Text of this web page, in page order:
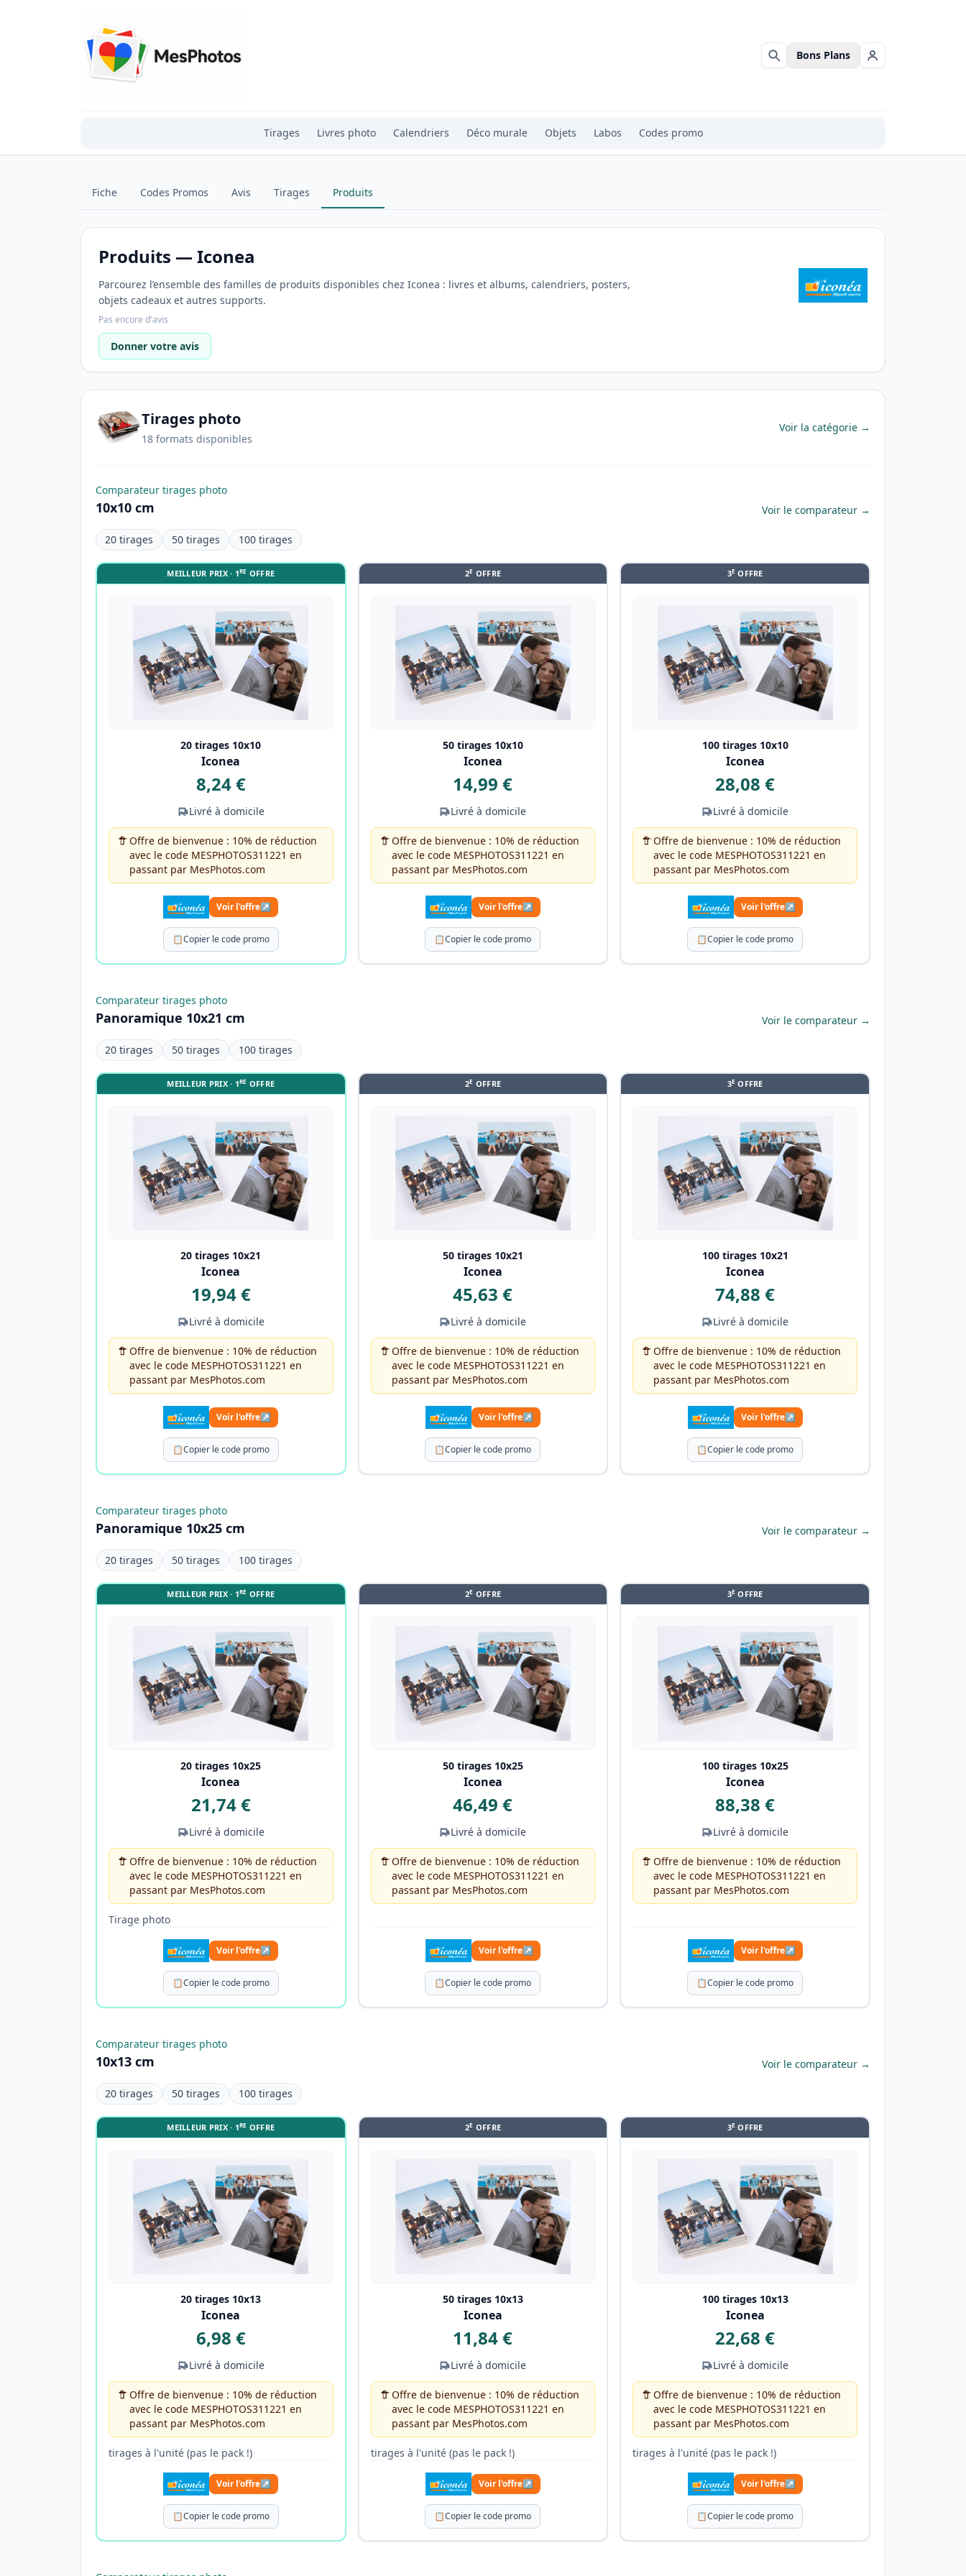
Rechercher
Bons Plans Se connecter
Tirages Livres photo Calendriers Déco murale Objets Labos Codes promo
Fiche Codes Promos Avis Tirages Produits
Produits — Iconea
Parcourez l’ensemble des familles de produits disponibles chez Iconea : livres et albums, calendriers, posters,
objets cadeaux et autres supports.
Pas encore d'avis
Donner votre avis
Tirages photo
18 formats disponibles
Voir la catégorie →
Comparateur tirages photo
10x10 cm Voir le comparateur →
20 tirages 50 tirages 100 tirages
MEILLEUR PRIX · 1RE OFFRE
20 tirages 10x10
Iconea
8,24 €
Livré à domicile
Offre de bienvenue : 10% de réduction
avec le code MESPHOTOS311221 en
passant par MesPhotos.com
Voir l'offre↗
📋Copier le code promo
2E OFFRE
50 tirages 10x10
Iconea
14,99 €
Livré à domicile
Offre de bienvenue : 10% de réduction
avec le code MESPHOTOS311221 en
passant par MesPhotos.com
Voir l'offre↗
📋Copier le code promo
3E OFFRE
100 tirages 10x10
Iconea
28,08 €
Livré à domicile
Offre de bienvenue : 10% de réduction
avec le code MESPHOTOS311221 en
passant par MesPhotos.com
Voir l'offre↗
📋Copier le code promo
Comparateur tirages photo
Panoramique 10x21 cm Voir le comparateur →
20 tirages 50 tirages 100 tirages
MEILLEUR PRIX · 1RE OFFRE
20 tirages 10x21
Iconea
19,94 €
Livré à domicile
Offre de bienvenue : 10% de réduction
avec le code MESPHOTOS311221 en
passant par MesPhotos.com
Voir l'offre↗
📋Copier le code promo
2E OFFRE
50 tirages 10x21
Iconea
45,63 €
Livré à domicile
Offre de bienvenue : 10% de réduction
avec le code MESPHOTOS311221 en
passant par MesPhotos.com
Voir l'offre↗
📋Copier le code promo
3E OFFRE
100 tirages 10x21
Iconea
74,88 €
Livré à domicile
Offre de bienvenue : 10% de réduction
avec le code MESPHOTOS311221 en
passant par MesPhotos.com
Voir l'offre↗
📋Copier le code promo
Comparateur tirages photo
Panoramique 10x25 cm Voir le comparateur →
20 tirages 50 tirages 100 tirages
MEILLEUR PRIX · 1RE OFFRE
20 tirages 10x25
Iconea
21,74 €
Livré à domicile
Offre de bienvenue : 10% de réduction
avec le code MESPHOTOS311221 en
passant par MesPhotos.com
Tirage photo
Voir l'offre↗
📋Copier le code promo
2E OFFRE
50 tirages 10x25
Iconea
46,49 €
Livré à domicile
Offre de bienvenue : 10% de réduction
avec le code MESPHOTOS311221 en
passant par MesPhotos.com
Voir l'offre↗
📋Copier le code promo
3E OFFRE
100 tirages 10x25
Iconea
88,38 €
Livré à domicile
Offre de bienvenue : 10% de réduction
avec le code MESPHOTOS311221 en
passant par MesPhotos.com
Voir l'offre↗
📋Copier le code promo
Comparateur tirages photo
10x13 cm Voir le comparateur →
20 tirages 50 tirages 100 tirages
MEILLEUR PRIX · 1RE OFFRE
20 tirages 10x13
Iconea
6,98 €
Livré à domicile
Offre de bienvenue : 10% de réduction
avec le code MESPHOTOS311221 en
passant par MesPhotos.com
tirages à l'unité (pas le pack !)
Voir l'offre↗
📋Copier le code promo
2E OFFRE
50 tirages 10x13
Iconea
11,84 €
Livré à domicile
Offre de bienvenue : 10% de réduction
avec le code MESPHOTOS311221 en
passant par MesPhotos.com
tirages à l'unité (pas le pack !)
Voir l'offre↗
📋Copier le code promo
3E OFFRE
100 tirages 10x13
Iconea
22,68 €
Livré à domicile
Offre de bienvenue : 10% de réduction
avec le code MESPHOTOS311221 en
passant par MesPhotos.com
tirages à l'unité (pas le pack !)
Voir l'offre↗
📋Copier le code promo